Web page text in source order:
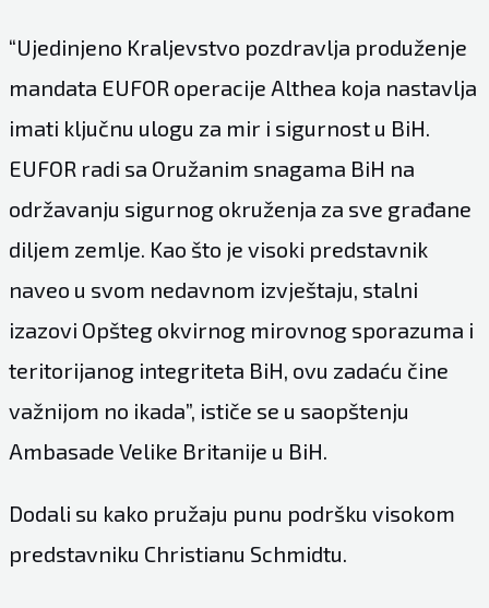
“Ujedinjeno Kraljevstvo pozdravlja produženje
mandata EUFOR operacije Althea koja nastavlja
imati ključnu ulogu za mir i sigurnost u BiH.
EUFOR radi sa Oružanim snagama BiH na
održavanju sigurnog okruženja za sve građane
diljem zemlje. Kao što je visoki predstavnik
naveo u svom nedavnom izvještaju, stalni
izazovi Opšteg okvirnog mirovnog sporazuma i
teritorijanog integriteta BiH, ovu zadaću čine
važnijom no ikada”, ističe se u saopštenju
Ambasade Velike Britanije u BiH.
Dodali su kako pružaju punu podršku visokom
predstavniku Christianu Schmidtu.